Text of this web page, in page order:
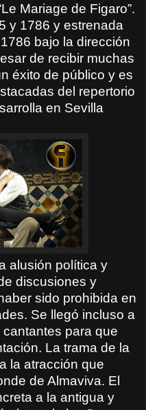
Mariage de Figaro”.
y 1786 y estrenada
bajo la dirección
de recibir muchas
éxito de público y es
del repertorio
en Sevilla
alusión política y
discusiones y
sido prohibida en
Se llegó incluso a
para que
La trama de la
la atracción que
de Almaviva. El
a la antigua y